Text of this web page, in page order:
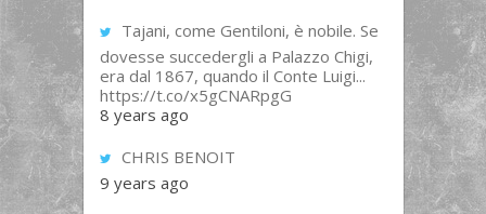
Tajani, come Gentiloni, è nobile. Se
dovesse succedergli a Palazzo Chigi,
era dal 1867, quando il Conte Luigi...
https://t.co/x5gCNARpgG
8 years ago
CHRIS BENOIT
9 years ago